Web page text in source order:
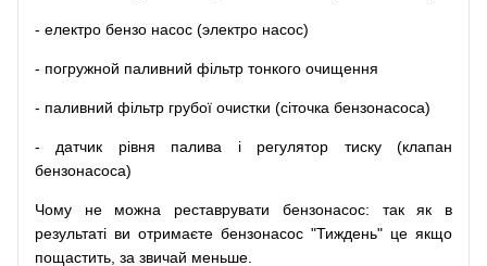
- електро бензо насос (электро насос)
- погружной паливний фільтр тонкого очищення
- паливний фільтр грубої очистки (сіточка бензонасоса)
- датчик рівня палива і регулятор тиску (клапан
бензонасоса)
Чому не можна реставрувати бензонасос: так як
в
результаті ви отримаєте бензонасос "Тиждень" це якщо
пощастить, за звичай меньше.